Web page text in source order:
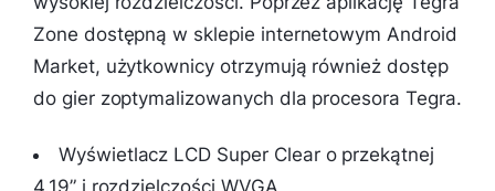
Zone dostępną w sklepie internetowym Android
Market, użytkownicy otrzymują również dostęp
do gier zoptymalizowanych dla procesora Tegra.
Wyświetlacz LCD Super Clear o przekątnej